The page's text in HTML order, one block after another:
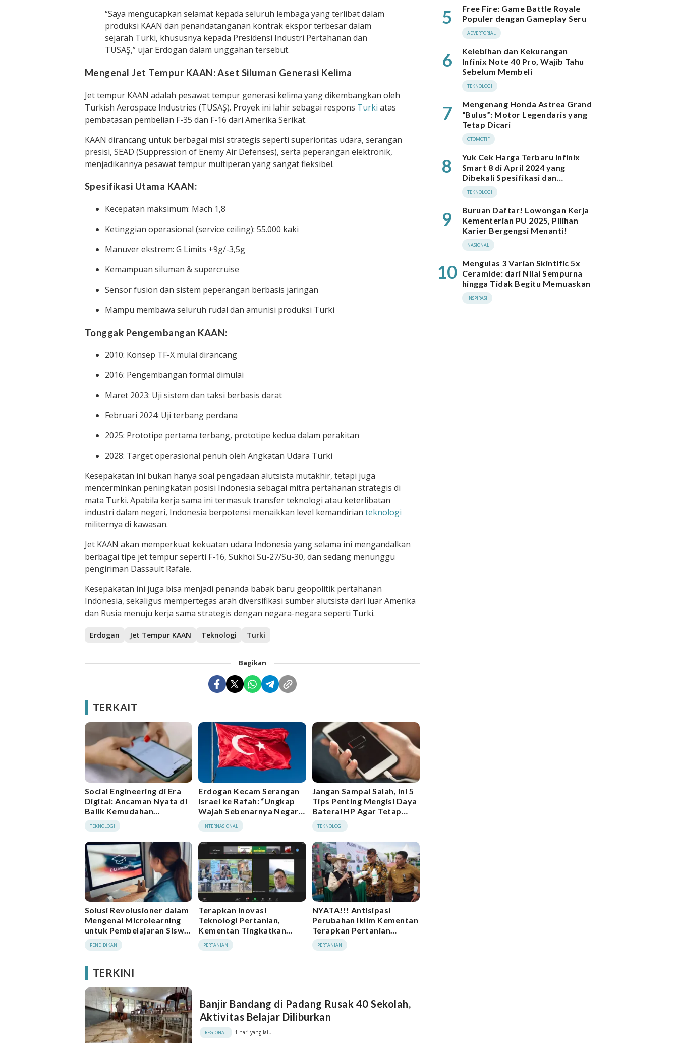
“Saya mengucapkan selamat kepada seluruh lembaga yang terlibat dalam
produksi KAAN dan penandatanganan kontrak ekspor terbesar dalam
sejarah Turki, khususnya kepada Presidensi Industri Pertahanan dan
TUSAŞ,” ujar Erdogan dalam unggahan tersebut.
Mengenal Jet Tempur KAAN: Aset Siluman Generasi Kelima
Jet tempur KAAN adalah pesawat tempur generasi kelima yang dikembangkan oleh
Turkish Aerospace Industries (TUSAŞ). Proyek ini lahir sebagai respons Turki atas
pembatasan pembelian F-35 dan F-16 dari Amerika Serikat.
KAAN dirancang untuk berbagai misi strategis seperti superioritas udara, serangan
presisi, SEAD (Suppression of Enemy Air Defenses), serta peperangan elektronik,
menjadikannya pesawat tempur multiperan yang sangat fleksibel.
Spesifikasi Utama KAAN:
Kecepatan maksimum: Mach 1,8
Ketinggian operasional (service ceiling): 55.000 kaki
Manuver ekstrem: G Limits +9g/-3,5g
Kemampuan siluman & supercruise
Sensor fusion dan sistem peperangan berbasis jaringan
Mampu membawa seluruh rudal dan amunisi produksi Turki
Tonggak Pengembangan KAAN:
2010: Konsep TF-X mulai dirancang
2016: Pengembangan formal dimulai
Maret 2023: Uji sistem dan taksi berbasis darat
Februari 2024: Uji terbang perdana
2025: Prototipe pertama terbang, prototipe kedua dalam perakitan
2028: Target operasional penuh oleh Angkatan Udara Turki
Kesepakatan ini bukan hanya soal pengadaan alutsista mutakhir, tetapi juga
mencerminkan peningkatan posisi Indonesia sebagai mitra pertahanan strategis di
mata Turki. Apabila kerja sama ini termasuk transfer teknologi atau keterlibatan
industri dalam negeri, Indonesia berpotensi menaikkan level kemandirian teknologi
militernya di kawasan.
Jet KAAN akan memperkuat kekuatan udara Indonesia yang selama ini mengandalkan
berbagai tipe jet tempur seperti F-16, Sukhoi Su-27/Su-30, dan sedang menunggu
pengiriman Dassault Rafale.
Kesepakatan ini juga bisa menjadi penanda babak baru geopolitik pertahanan
Indonesia, sekaligus mempertegas arah diversifikasi sumber alutsista dari luar Amerika
dan Rusia menuju kerja sama strategis dengan negara-negara seperti Turki.
Erdogan Jet Tempur KAAN Teknologi Turki
Bagikan
TERKAIT
Social Engineering di Era
Digital: Ancaman Nyata di
Balik Kemudahan
Teknologi
TEKNOLOGI
Erdogan Kecam Serangan
Israel ke Rafah: “Ungkap
Wajah Sebenarnya Negara
Teror”
INTERNASIONAL
Jangan Sampai Salah, Ini 5
Tips Penting Mengisi Daya
Baterai HP Agar Tetap
Awet dan Tahan Lama
TEKNOLOGI
Solusi Revolusioner dalam
Mengenal Microlearning
untuk Pembelajaran Siswa
di Indonesia
PENDIDIKAN
Terapkan Inovasi
Teknologi Pertanian,
Kementan Tingkatkan
Produksi dan
Produktivitas
PERTANIAN
NYATA!!! Antisipasi
Perubahan Iklim Kementan
Terapkan Pertanian
Modern Smart Farming
PERTANIAN
TERKINI
Banjir Bandang di Padang Rusak 40 Sekolah,
Aktivitas Belajar Diliburkan
REGIONAL 1 hari yang lalu
5
Free Fire: Game Battle Royale
Populer dengan Gameplay Seru
ADVERTORIAL
6
Kelebihan dan Kekurangan
Infinix Note 40 Pro, Wajib Tahu
Sebelum Membeli
TEKNOLOGI
7
Mengenang Honda Astrea Grand
“Bulus”: Motor Legendaris yang
Tetap Dicari
OTOMOTIF
8
Yuk Cek Harga Terbaru Infinix
Smart 8 di April 2024 yang
Dibekali Spesifikasi dan
Performa Menarik
TEKNOLOGI
9
Buruan Daftar! Lowongan Kerja
Kementerian PU 2025, Pilihan
Karier Bergengsi Menanti!
NASIONAL
10 Mengulas 3 Varian Skintific 5x
Ceramide: dari Nilai Sempurna
hingga Tidak Begitu Memuaskan
INSPIRASI